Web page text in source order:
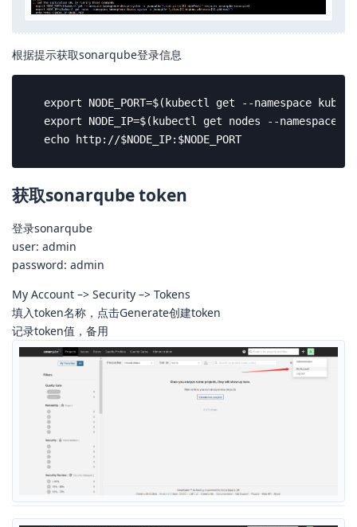
根据提示获取sonarqube登录信息
export NODE_PORT=$(kubectl get --namespace
export NODE_IP=$(kubectl get nodes --namespace
  echo http://$NODE_IP:$NODE_PORT
获取sonarqube token
登录sonarqube
user: admin
password: admin
My Account –> Security –> Tokens
填入token名称，点击Generate创建token
记录token值，备用